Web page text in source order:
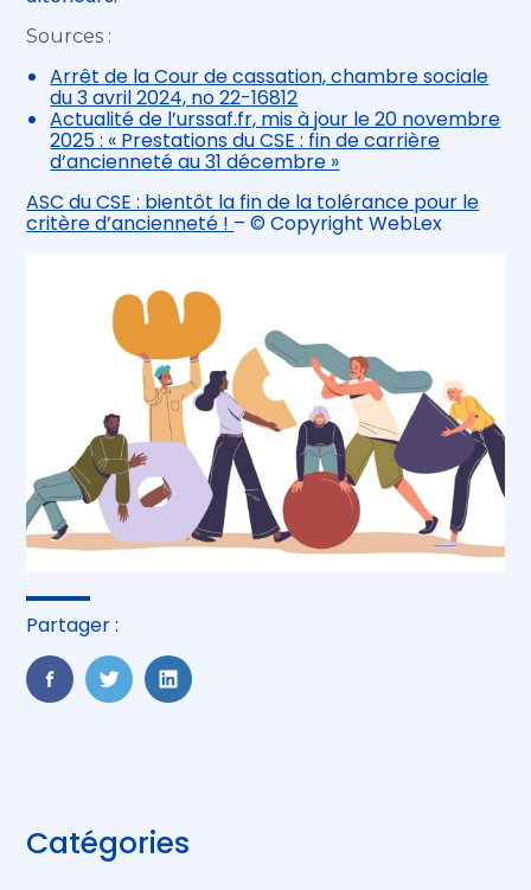
Sources :
Arrêt de la Cour de cassation, chambre sociale
du 3 avril 2024, no 22-16812
Actualité de l’urssaf.fr, mis à jour le 20 novembre
2025 : « Prestations du CSE : fin de carrière
d’ancienneté au 31 décembre »
ASC du CSE : bientôt la fin de la tolérance pour le
critère d’ancienneté ! – © Copyright WebLex
Partager :
FaceBook
TwitterLinkedIn
Blog
sidebar
Catégories